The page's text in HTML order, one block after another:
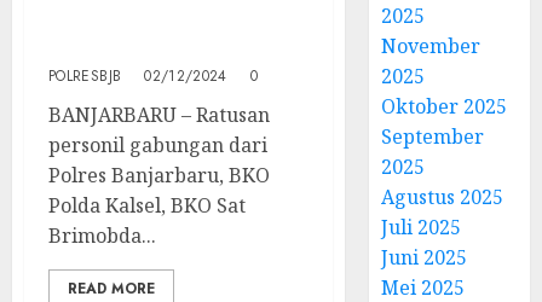
POLRESBJB 02/12/2024 0
BANJARBARU – Ratusan
personil gabungan dari
Polres Banjarbaru, BKO
Polda Kalsel, BKO Sat
Brimobda...
READ MORE
2025
November
2025
Oktober 2025
September
2025
Agustus 2025
Juli 2025
Juni 2025
Mei 2025